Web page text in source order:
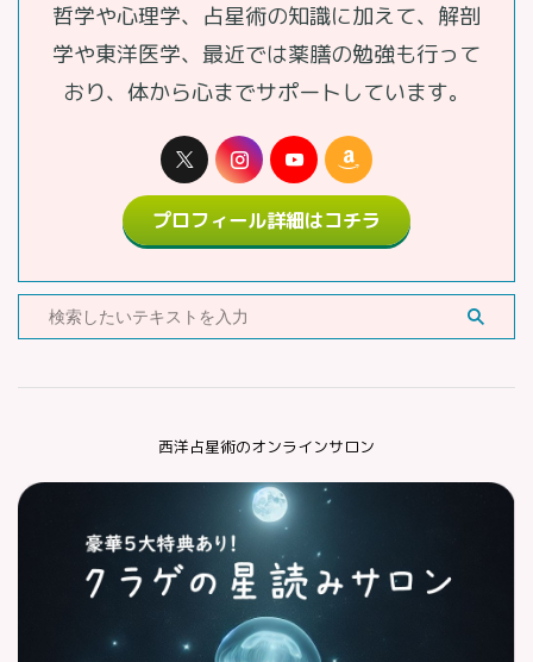
哲学や心理学、占星術の知識に加えて、解剖
学や東洋医学、最近では薬膳の勉強も行って
おり、体から心までサポートしています。
プロフィール詳細はコチラ
西洋占星術のオンラインサロン